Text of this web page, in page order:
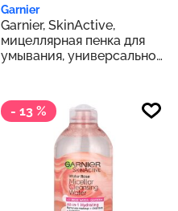
Garnier
Garnier, SkinActive,
мицеллярная пенка для
умывания, универсальное
- 13 %